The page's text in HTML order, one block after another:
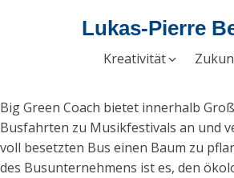
Lukas-Pierre
Kreativität
Big Green Coach bietet innerhalb
Busfahrten zu Musikfestivals an und
voll besetzten Bus einen Baum zu
des Busunternehmens ist es, den